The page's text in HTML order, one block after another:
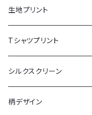
生地プリント
お試しプリント
ポリエステル生地
平織
追加基本料
Tシャツプリント
長袖
半袖
シルクスクリーン
柄デザイン